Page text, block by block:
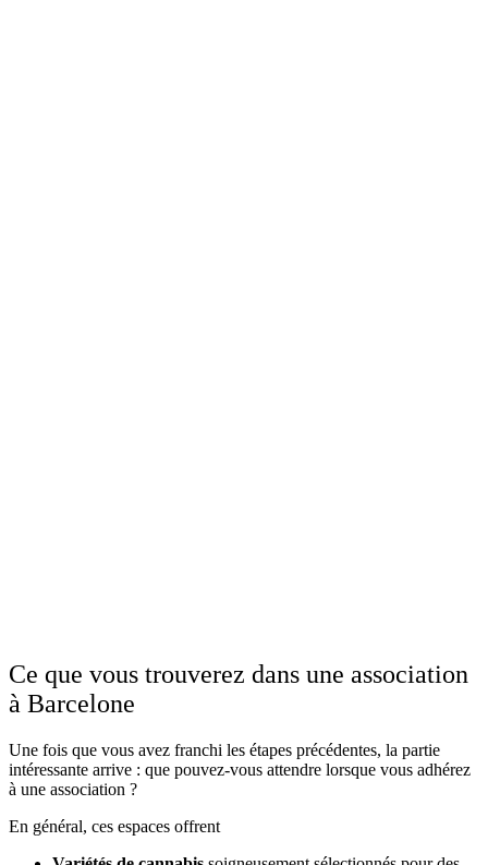
Ce que vous trouverez dans une association
à Barcelone
Une fois que vous avez franchi les étapes précédentes, la partie
intéressante arrive : que pouvez-vous attendre lorsque vous adhérez
à une association ?
En général, ces espaces offrent